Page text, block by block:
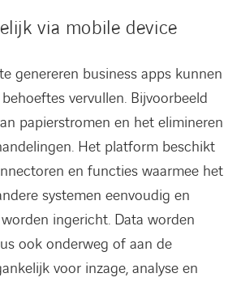
via mobile device
genereren business apps kunnen
vervullen. Bijvoorbeeld
papierstromen en het elimineren
Het platform beschikt
en functies waarmee het
systemen eenvoudig en
ingericht. Data worden
ook onderweg of aan de
voor inzage, analyse en